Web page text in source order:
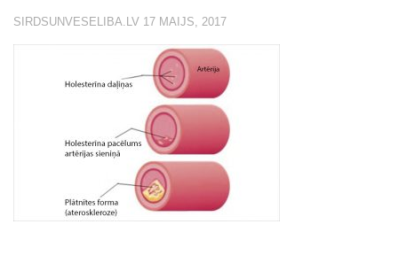
SIRDSUNVESELIBA.LV 17 MAIJS, 2017